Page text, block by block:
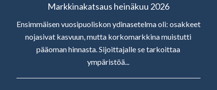
Markkinakatsaus heinäkuu 2026
Ensimmäisen vuosipuoliskon ydinasetelma oli: osakkeet
nojasivat kasvuun, mutta korkomarkkina muistutti
pääoman hinnasta. Sijoittajalle se tarkoittaa
ympäristöä...